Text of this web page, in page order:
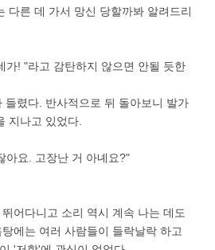
다른 데 가서 망신 당할까봐 알려드리
가! "라고 감탄하지 않으면 안될 듯한
들렸다. 반사적으로 뒤 돌아보니 발가
지나고 있었다.
아요. 고장난 거 아녜요?"
어다니고 소리 역시 계속 나는 데도
에는 여러 사람들이 들락날락 하고